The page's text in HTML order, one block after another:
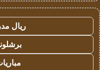
ريال